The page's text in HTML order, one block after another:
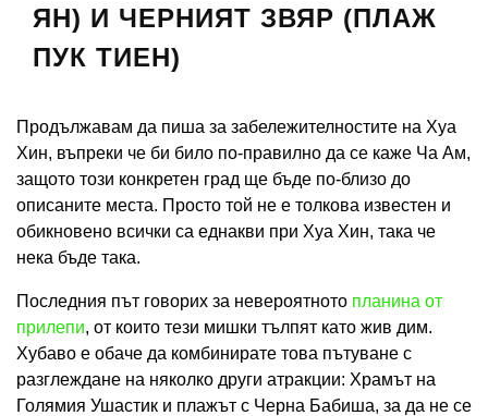
ЯН) И ЧЕРНИЯТ ЗВЯР (ПЛАЖ
ПУК ТИЕН)
Продължавам да пиша за забележителностите на Хуа
Хин, въпреки че би било по-правилно да се каже Ча Ам,
защото този конкретен град ще бъде по-близо до
описаните места. Просто той не е толкова известен и
обикновено всички са еднакви при Хуа Хин, така че
нека бъде така.
Последния път говорих за невероятното планина от
прилепи, от които тези мишки тълпят като жив дим.
Хубаво е обаче да комбинирате това пътуване с
разглеждане на няколко други атракции: Храмът на
Голямия Ушастик и плажът с Черна Бабиша, за да не се